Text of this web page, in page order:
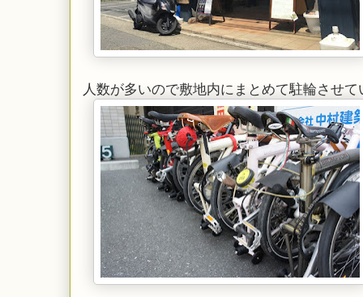
人数が多いので敷地内にまとめて駐輪させ